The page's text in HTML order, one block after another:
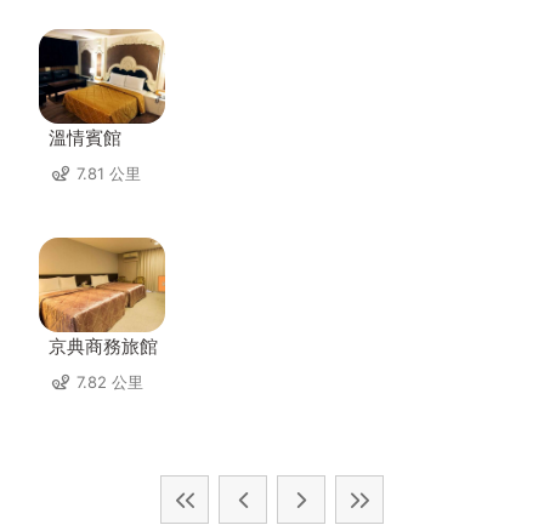
溫情賓館
7.81 公里
京典商務旅館
7.82 公里